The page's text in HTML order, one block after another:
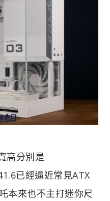
高分別是
已經逼近常見ATX
本來也不主打迷你尺